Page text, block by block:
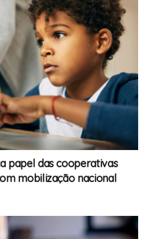
papel das cooperativas
mobilização nacional